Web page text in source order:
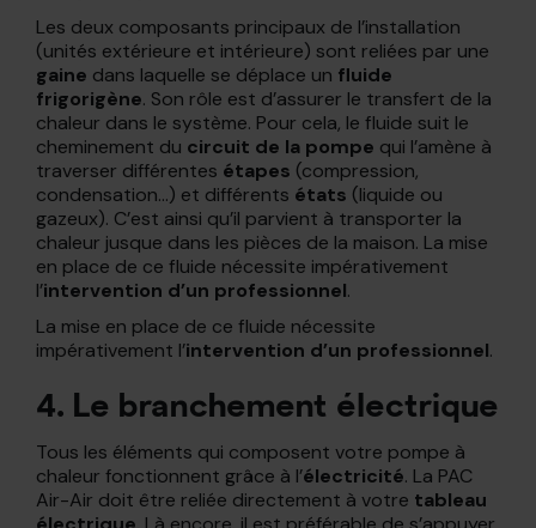
Les deux composants principaux de l’installation
(unités extérieure et intérieure) sont reliées par une
gaine dans laquelle se déplace un fluide
frigorigène. Son rôle est d’assurer le transfert de la
chaleur dans le système. Pour cela, le fluide suit le
cheminement du circuit de la pompe qui l’amène à
traverser différentes étapes (compression,
condensation…) et différents états (liquide ou
gazeux). C’est ainsi qu’il parvient à transporter la
chaleur jusque dans les pièces de la maison. La mise
en place de ce fluide nécessite impérativement
l’intervention d’un professionnel.
La mise en place de ce fluide nécessite
impérativement l’intervention d’un professionnel.
4. Le branchement électrique
Tous les éléments qui composent votre pompe à
chaleur fonctionnent grâce à l’électricité. La PAC
Air-Air doit être reliée directement à votre tableau